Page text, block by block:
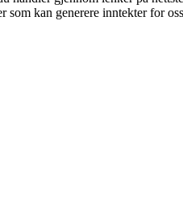
kan generere inntekter for